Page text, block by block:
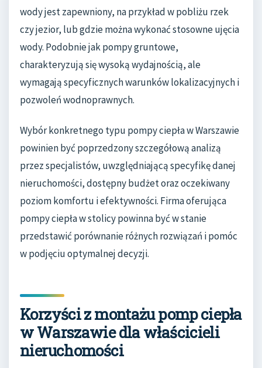
wody jest zapewniony, na przykład w pobliżu rzek
czy jezior, lub gdzie można wykonać stosowne ujęcia
wody. Podobnie jak pompy gruntowe,
charakteryzują się wysoką wydajnością, ale
wymagają specyficznych warunków lokalizacyjnych i
pozwoleń wodnoprawnych.
Wybór konkretnego typu pompy ciepła w Warszawie
powinien być poprzedzony szczegółową analizą
przez specjalistów, uwzględniającą specyfikę danej
nieruchomości, dostępny budżet oraz oczekiwany
poziom komfortu i efektywności. Firma oferująca
pompy ciepła w stolicy powinna być w stanie
przedstawić porównanie różnych rozwiązań i pomóc
w podjęciu optymalnej decyzji.
Korzyści z montażu pomp ciepła
w Warszawie dla właścicieli
nieruchomości